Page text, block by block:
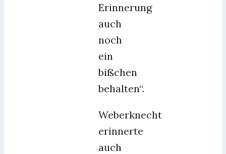
Erinnerung
auch
noch
ein
bißchen
behalten“.
Weberknecht
erinnerte
auch